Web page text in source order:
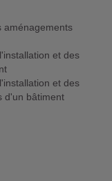
aménagements
et des
et des
d'un bâtiment